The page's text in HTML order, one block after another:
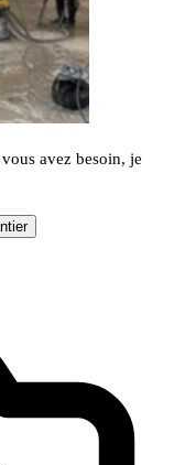
avez besoin, je